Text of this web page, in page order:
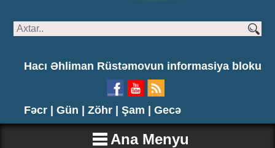
Hacı Əhliman Rüstəmovun informasiya bloku
Fəcr | Gün | Zöhr | Şam | Gecə
Ana Menyu